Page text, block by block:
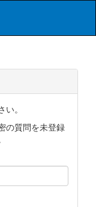
。
の質問を未登録